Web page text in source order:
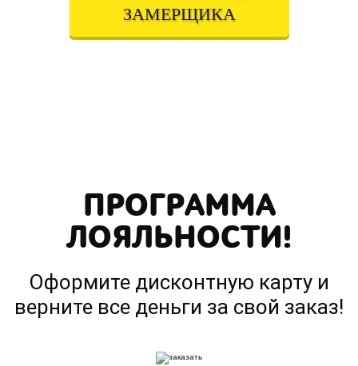
ЗАМЕРЩИКА
ПРОГРАММА
ЛОЯЛЬНОСТИ!
Оформите дисконтную карту и
верните все деньги за свой заказ!